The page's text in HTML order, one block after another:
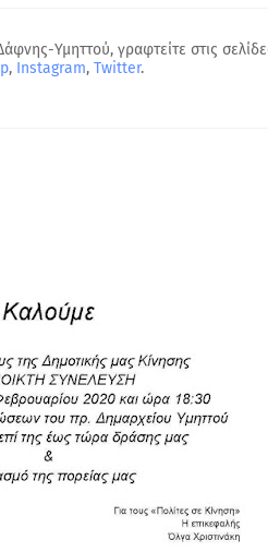
Υμηττού, γραφτείτε στις
, Instagram, Twitter.